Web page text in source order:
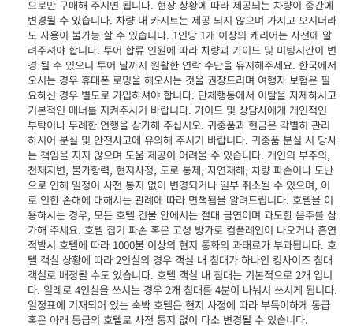
으로만 구매해 주시면 됩니다. 현장 상황에 따라 제공되는 차량이 중간에
변경될 수 있습니다. 차량 내 카시트는 제공 되지 않으며 가지고 오시더라
도 사용이 불가능 할 수 있습니다. 1인당 1개 이상의 캐리어는 사전에 알
려주셔야 합니다. 투어 합류 인원에 따라 차량과 가이드 및 미팅시간이 변
경 될 수 있으니 투어 날까지 원활한 연락 수단을 유지해주세요. 한국에서
오시는 경우 휴대폰 로밍을 해오시는 것을 권장드리며 여행자 보험은 필
요하신 경우 별도로 가입하셔야 합니다. 단체행동에서 이탈을 자제하시고
기본적인 매너를 지켜주시기 바랍니다. 가이드 및 상담사에게 개인적인
부탁이나 무례한 언행을 삼가해 주십시오. 귀중품과 현금은 각별히 관리
하시어 분실 및 안전사고에 유의해 주시기 바랍니다. 귀중품 분실 시 당사
는 책임을 지지 않으며 도움 제공이 어려울 수 있습니다. 개인의 부주의,
천재지변, 불가항력, 현지사정, 도로 통제, 자연재해, 차량 파손이나 도난
으로 인해 일정이 사전 통지 없이 변경되거나 일부 취소될 수 있으며, 이
로 인한 손해에 대해서는 관례에 따라 면책됨을 알려드립니다. 호텔을 이
용하시는 경우, 모든 호텔 건물 안에서는 절대 금연이며 과도한 음주를 삼
가해 주세요. 호텔 집기 파손 혹은 고성 방가로 컴플레인이 나오거나 흡연
적발시 호텔에 따라 1000불 이상의 현지 통화의 과태료가 부과됩니다. 호
텔 객실 상황에 따라 2인실의 경우 객실 내 침대가 하나인 킹사이즈 침대
객실로 배정될 수도 있습니다. 호텔 객실 내 침대는 기본적으로 2개 입니
다. 일례로 4인실을 쓰시는 경우 2개 침대를 4분이 나눠서 쓰시게 됩니다.
일정표에 기재되어 있는 숙박 호텔은 현지 사정에 따라 부득이하게 동급
혹은 아래 등급의 호텔로 사전 통지 없이 다소 변경될 수 있습니다.